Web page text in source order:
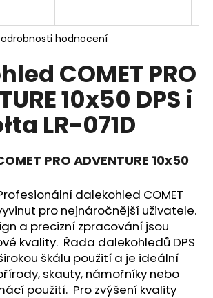
hodnocení
COMET PRO
10x50 DPS i
LR-071D
PRO ADVENTURE 10x50
dalekohled COMET
pro nejnáročnější uživatele.
a precizní zpracování jsou
kvality. Řada dalekohledů DPS
škálu použití a je ideální
skauty, námořníky nebo
použití. Pro zvýšení kvality
HLEDAT